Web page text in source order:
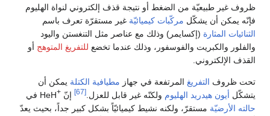
ظروف غير طبيعيّة من الضغط أو نتيجة قذف إلكتروني لنواة الهليوم
فإنّه يمكن أن يشكّل مركّبات كيميائيّة غير مستقرّة تعرف باسم
الثنائيات المثارة (إكسايمر) وذلك مع عناصر مثل التنغستن واليود
والفلور والكبريت والفوسفور، وذلك عندما تخضع للتفريغ المتوهج أو
القذف الإلكتروني.
تحت ظروف التفريغ المرتفعة في جهاز مطيافية الكتلة يمكن أن
يتشكّل أيون هيدريد الهليوم ولكنّه غير قابل للعزل.[67] إنّ +HeH في
حالته الأرضيّة مستقرّ، ولكنه نشيط كيميائيّاً بشكل كبير جداً، بحيث يعدّ